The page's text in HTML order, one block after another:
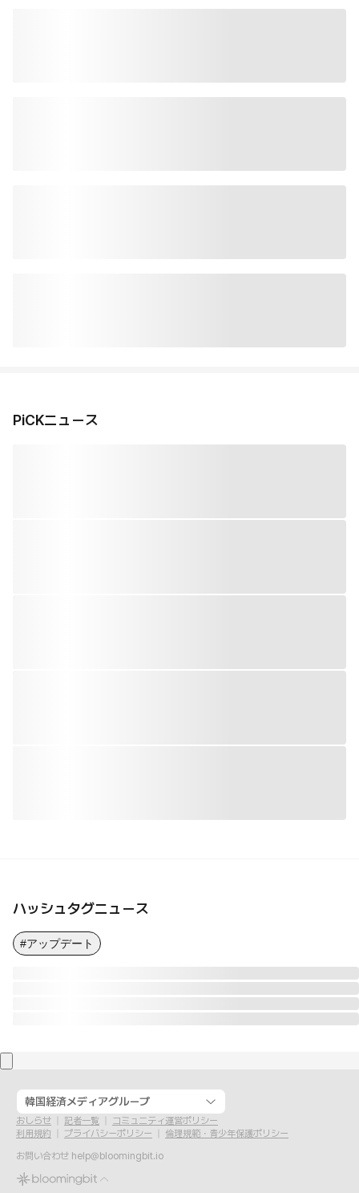
PiCKニュース
ハッシュタグニュース
#アップデート
韓国経済メディアグループ
おしらせ 記者一覧
コミュニティ運営ポリシー
利用規約
プライバシーポリシー
倫理規範・青少年保護ポリシー
お問い合わせ help@bloomingbit.io